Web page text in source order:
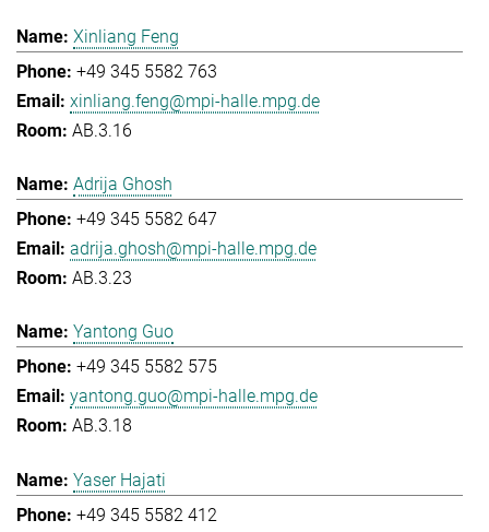
Xinliang Feng
+49 345 5582 763
xinliang.feng@mpi-halle.mpg.de
AB.3.16
Adrija Ghosh
+49 345 5582 647
adrija.ghosh@mpi-halle.mpg.de
AB.3.23
Yantong Guo
+49 345 5582 575
yantong.guo@mpi-halle.mpg.de
AB.3.18
Yaser Hajati
+49 345 5582 412